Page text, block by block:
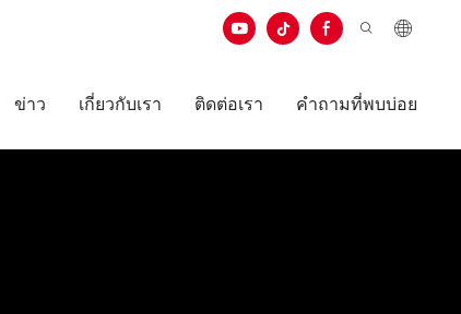
ข่าว เกี่ยวกับเรา ติดต่อเรา คำถามที่พบบ่อย